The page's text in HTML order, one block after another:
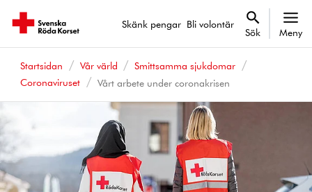
Skänk pengar Bli volontär
Sök Meny
Startsidan Vår värld
Smittsamma sjukdomar
Coronaviruset
Vårt arbete under coronakrisen